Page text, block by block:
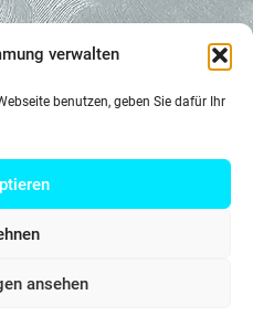
verwalten
benutzen, geben Sie dafür Ihr
ansehen
ENGLISCH, FRANZÖSISCH,
DATENSCHUTZ